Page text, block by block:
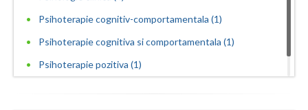
Psihoterapie cognitiv-comportamentala (1)
Psihoterapie cognitiva si comportamentala (1)
Psihoterapie pozitiva (1)